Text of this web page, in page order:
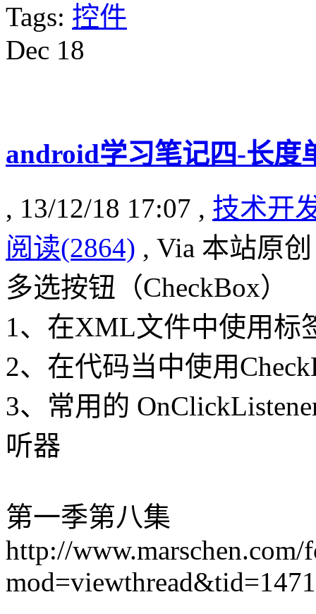
Tags: 控件
Dec 18
android学习笔记四-长度
, 13/12/18 17:07 , 技术开
阅读(2864) , Via 本站原创
多选按钮（CheckBox）
1、在XML文件中使用标
2、在代码当中使用
3、常用的
听器
第一季第八集
http://www.marschen.com/